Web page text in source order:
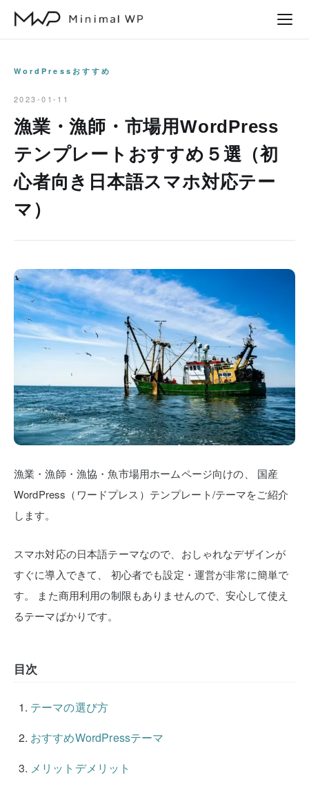
WordPressおすすめ
2023-01-11
漁業・漁師・市場用WordPress
テンプレートおすすめ５選（初
心者向き日本語スマホ対応テー
マ）
漁業・漁師・漁協・魚市場用ホームページ向けの、
国産
WordPress（ワードプレス）テンプレート/テーマをご紹介
します。
スマホ対応の日本語テーマなので、おしゃれなデザインが
すぐに導入できて、
初心者でも設定・運営が非常に簡単で
す。
また商用利用の制限もありませんので、安心して使え
るテーマばかりです。
目次
テーマの選び方
おすすめWordPressテーマ
メリットデメリット